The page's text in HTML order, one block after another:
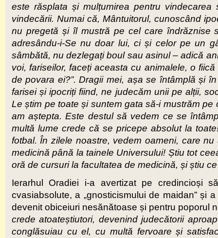
este răsplata și mulțumirea pentru vindecarea
vindecării. Numai că, Mântuitorul, cunoscând
nu pregetă și îl mustră pe cel care îndrăznise
adresându-i-Se nu doar lui, ci și celor pe un
sâmbătă, nu dezlegați boul sau asinul – adică
voi, fariseilor, faceți aceasta cu animalele, o
de povara ei?”. Dragii mei, așa se întâmplă și
farisei și ipocriți fiind, ne judecăm unii pe alții,
Le știm pe toate și suntem gata să-i mustrăm
am aștepta. Este destul să vedem ce se
multă lume crede că se pricepe absolut la
fotbal. În zilele noastre, vedem oameni, care
medicină până la tainele Universului! Știu tot
oră de cursuri la facultatea de medicină, și știu
Ierarhul Oradiei i-a avertizat pe credincioși
cvasiabsolute, a „gnosticismului de maidan” și
devenit obiceiuri nesănătoase și pentru poporul
crede atoateștiutori, devenind judecătorii
conglăsuiau cu el, cu multă fervoare și